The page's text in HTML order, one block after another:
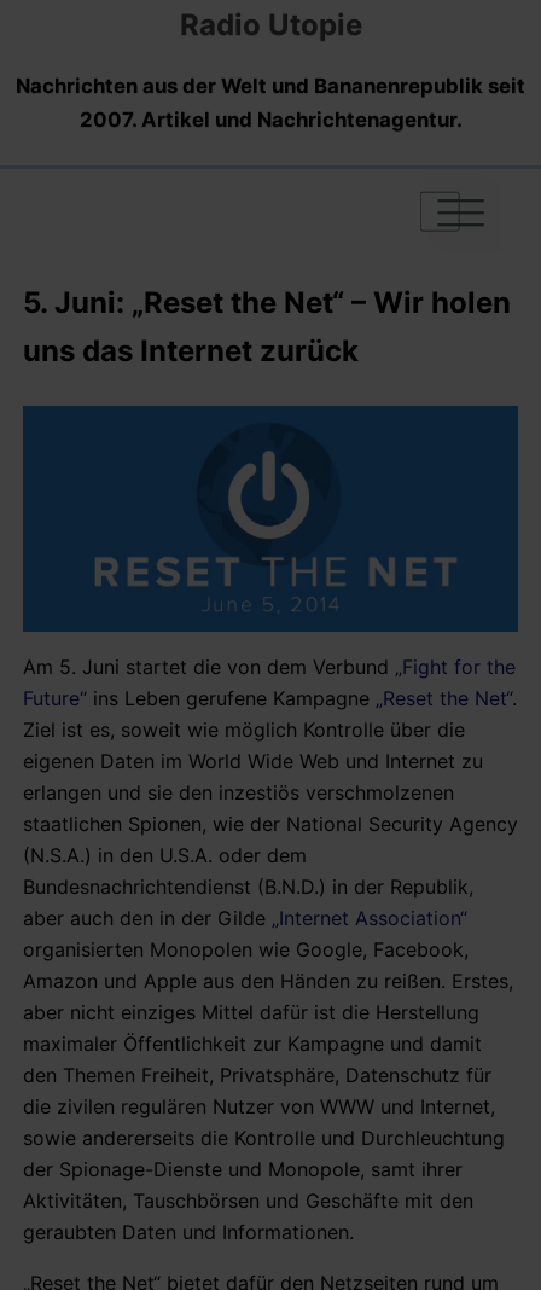
Radio Utopie
Nachrichten aus der Welt und Bananenrepublik seit
2007. Artikel und Nachrichtenagentur.
|
|
|
5. Juni: „Reset the Net“ – Wir holen
uns das Internet zurück
Am 5. Juni startet die von dem Verbund „Fight for the
Future“ ins Leben gerufene Kampagne „Reset the Net“.
Ziel ist es, soweit wie möglich Kontrolle über die
eigenen Daten im World Wide Web und Internet zu
erlangen und sie den inzestiös verschmolzenen
staatlichen Spionen, wie der National Security Agency
(N.S.A.) in den U.S.A. oder dem
Bundesnachrichtendienst (B.N.D.) in der Republik,
aber auch den in der Gilde „Internet Association“
organisierten Monopolen wie Google, Facebook,
Amazon und Apple aus den Händen zu reißen. Erstes,
aber nicht einziges Mittel dafür ist die Herstellung
maximaler Öffentlichkeit zur Kampagne und damit
den Themen Freiheit, Privatsphäre, Datenschutz für
die zivilen regulären Nutzer von WWW und Internet,
sowie andererseits die Kontrolle und Durchleuchtung
der Spionage-Dienste und Monopole, samt ihrer
Aktivitäten, Tauschbörsen und Geschäfte mit den
geraubten Daten und Informationen.
„Reset the Net“ bietet dafür den Netzseiten rund um